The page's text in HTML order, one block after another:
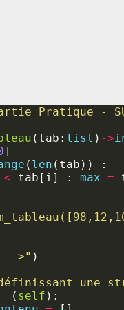
Pratique -
( tab : list ) ->
]
( len ( tab ))
:
< tab [ i ] : max =
-->" )
une
( self ) :